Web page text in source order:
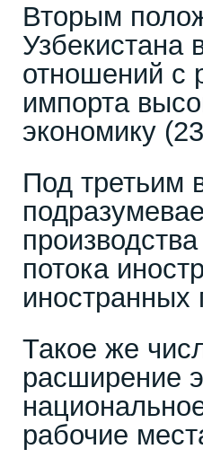
Вторым
Узбекистана
отношений с
импорта
экономику
Под третьим
потока
иностранных
Такое же
расширение
рабочие